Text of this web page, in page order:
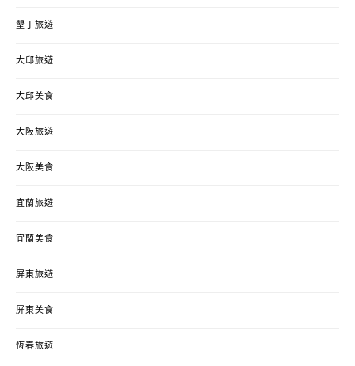
墾丁旅遊
大邱旅遊
大邱美食
大阪旅遊
大阪美食
宜蘭旅遊
宜蘭美食
屏東旅遊
屏東美食
恆春旅遊